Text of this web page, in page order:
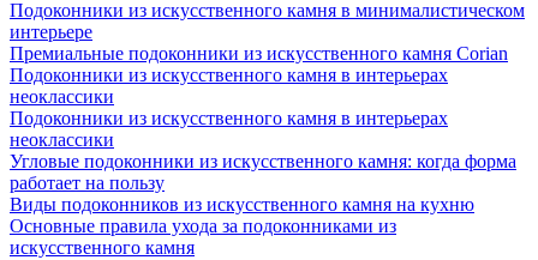
Подоконники из искусственного камня в минималистическом
интерьере
Премиальные подоконники из искусственного камня Corian
Подоконники из искусственного камня в интерьерах
неоклассики
Подоконники из искусственного камня в интерьерах
неоклассики
Угловые подоконники из искусственного камня: когда форма
работает на пользу
Виды подоконников из искусственного камня на кухню
Основные правила ухода за подоконниками из
искусственного камня